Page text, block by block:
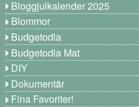
Bloggjulkalender 2025
Blommor
Budgetodla
Budgetodla Mat
DIY
Dokumentär
Fina Favoriter!